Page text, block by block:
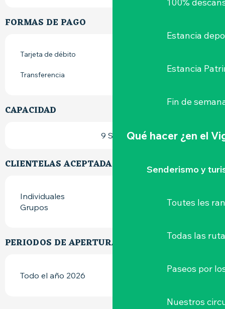
Estancia
Estancia
Fin de
Qué hacer ¿en el
Senderismo y
Toutes les
Todas las
Paseos por
Nuestros
FORMAS DE PAGO
Tarjeta de débito
Transferencia
CAPACIDAD
9 Sala
CLIENTELAS ACEPTADAS
Individuales
Grupos
PERIODOS DE APERTURA
Todo el año 2026